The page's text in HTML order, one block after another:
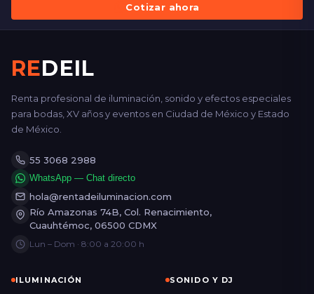
Cotizar ahora
REDEIL
Renta profesional de iluminación, sonido y efectos especiales
para bodas, XV años y eventos en Ciudad de México y Estado
de México.
55 3068 2988
WhatsApp — Chat directo
hola@rentadeiluminacion.com
Río Amazonas 74B, Col. Renacimiento,
Cuauhtémoc, 06500 CDMX
Lun – Dom · 8:00 a 20:00 h
ILUMINACIÓN SONIDO Y DJ